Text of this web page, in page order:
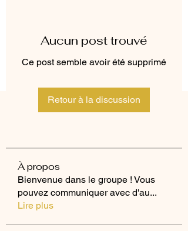
Aucun post trouvé
Ce post semble avoir été supprimé
Retour à la discussion
À propos
Bienvenue dans le groupe ! Vous
pouvez communiquer avec d'au...
Lire plus